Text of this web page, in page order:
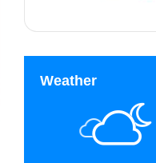
Weather